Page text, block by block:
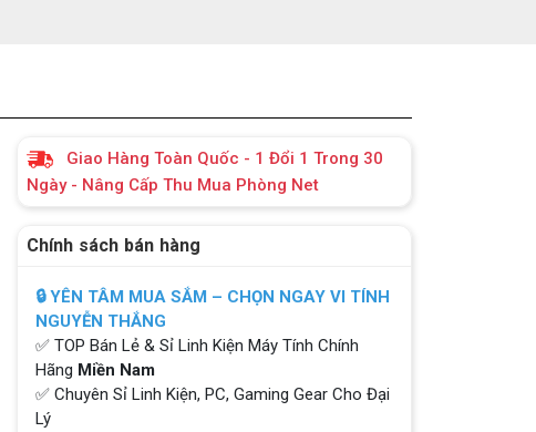
Giao Hàng Toàn Quốc - 1 Đổi 1 Trong 30
Ngày - Nâng Cấp Thu Mua Phòng Net
Chính sách bán hàng
🔒 YÊN TÂM MUA SẮM – CHỌN NGAY VI TÍNH
NGUYỄN THẮNG
✅ TOP Bán Lẻ & Sỉ Linh Kiện Máy Tính Chính
Hãng Miền Nam
✅ Chuyên Sỉ Linh Kiện, PC, Gaming Gear Cho Đại
Lý